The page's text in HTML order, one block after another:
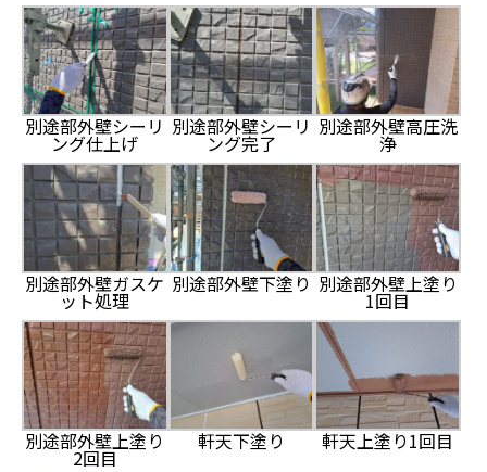
別途部外壁シーリ
ング仕上げ
別途部外壁シーリ
ング完了
別途部外壁高圧洗
浄
別途部外壁ガスケ
ット処理
別途部外壁下塗り 別途部外壁上塗り
1回目
別途部外壁上塗り
2回目
軒天下塗り 軒天上塗り1回目